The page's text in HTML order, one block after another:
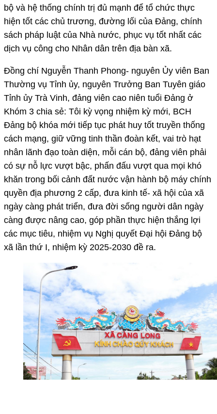
bộ và hệ thống chính trị đủ mạnh để tổ chức thực
hiện tốt các chủ trương, đường lối của Đảng, chính
sách pháp luật của Nhà nước, phục vụ tốt nhất các
dịch vụ công cho Nhân dân trên địa bàn xã.
Đồng chí Nguyễn Thanh Phong- nguyên Ủy viên Ban
Thường vụ Tỉnh ủy, nguyên Trưởng Ban Tuyên giáo
Tỉnh ủy Trà Vinh, đảng viên cao niên tuổi Đảng ở
Khóm 3 chia sẻ: Tôi kỳ vọng nhiệm kỳ mới, BCH
Đảng bộ khóa mới tiếp tục phát huy tốt truyền thống
cách mạng, giữ vững tinh thần đoàn kết, vai trò hạt
nhân lãnh đạo toàn diện, mỗi cán bộ, đảng viên phải
có sự nỗ lực vượt bậc, phấn đấu vượt qua mọi khó
khăn trong bối cảnh đất nước vận hành bộ máy chính
quyền địa phương 2 cấp, đưa kinh tế- xã hội của xã
ngày càng phát triển, đưa đời sống người dân ngày
càng được nâng cao, góp phần thực hiện thắng lợi
các mục tiêu, nhiệm vụ Nghị quyết Đại hội Đảng bộ
xã lần thứ I, nhiệm kỳ 2025-2030 đề ra.